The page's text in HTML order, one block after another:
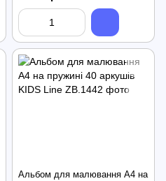
Альбом для малювання А4 на